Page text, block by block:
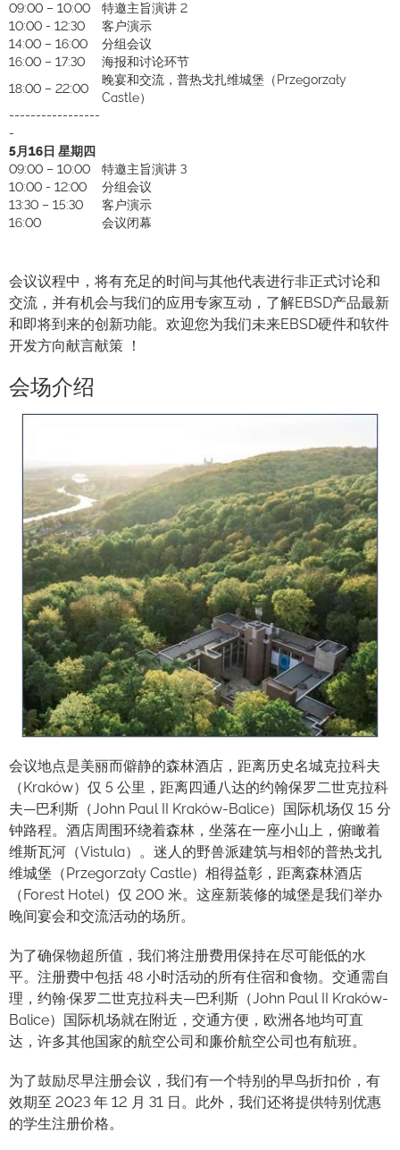
09:00 – 10:00
特邀主旨演讲 2
10:00 - 12:30
客户演示
14:00 – 16:00
分组会议
16:00 – 17:30
海报和讨论环节
18:00 – 22:00
晚宴和交流，普热戈扎维城堡（Przegorzały
Castle）
-----------------
-
5月16日 星期四
09:00 – 10:00
特邀主旨演讲 3
10:00 - 12:00
分组会议
13:30 – 15:30
客户演示
16:00
会议闭幕
会议议程中，将有充足的时间与其他代表进行非正式讨论和
交流，并有机会与我们的应用专家互动，了解EBSD产品最新
和即将到来的创新功能。欢迎您为我们未来EBSD硬件和软件
开发方向献言献策 ！
会场介绍
会议地点是美丽而僻静的森林酒店，距离历史名城克拉科夫
（Kraków）仅 5 公里，距离四通八达的约翰保罗二世克拉科
夫—巴利斯（John Paul II Kraków-Balice）国际机场仅 15 分
钟路程。酒店周围环绕着森林，坐落在一座小山上，俯瞰着
维斯瓦河（Vistula）。迷人的野兽派建筑与相邻的普热戈扎
维城堡（Przegorzały Castle）相得益彰，距离森林酒店
（Forest Hotel）仅 200 米。这座新装修的城堡是我们举办
晚间宴会和交流活动的场所。
为了确保物超所值，我们将注册费用保持在尽可能低的水
平。注册费中包括 48 小时活动的所有住宿和食物。交通需自
理，约翰·保罗二世克拉科夫—巴利斯（John Paul II Kraków-
Balice）国际机场就在附近，交通方便，欧洲各地均可直
达，许多其他国家的航空公司和廉价航空公司也有航班。
为了鼓励尽早注册会议，我们有一个特别的早鸟折扣价，有
效期至 2023 年 12 月 31 日。此外，我们还将提供特别优惠
的学生注册价格。